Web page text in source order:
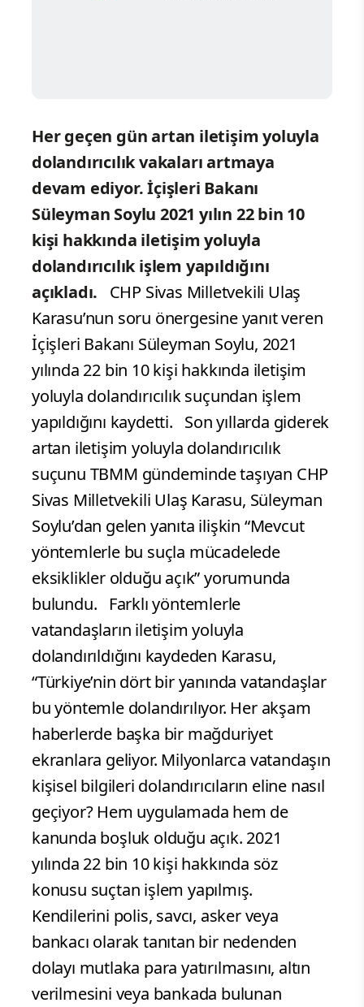
Her geçen gün artan iletişim yoluyla
dolandırıcılık vakaları artmaya
devam ediyor. İçişleri Bakanı
Süleyman Soylu 2021 yılın 22 bin 10
kişi hakkında iletişim yoluyla
dolandırıcılık işlem yapıldığını
açıkladı.
CHP Sivas Milletvekili Ulaş
Karasu’nun soru önergesine yanıt veren
İçişleri Bakanı Süleyman Soylu, 2021
yılında 22 bin 10 kişi hakkında iletişim
yoluyla dolandırıcılık suçundan işlem
yapıldığını kaydetti. Son yıllarda giderek
artan iletişim yoluyla dolandırıcılık
suçunu TBMM gündeminde taşıyan CHP
Sivas Milletvekili Ulaş Karasu, Süleyman
Soylu’dan gelen yanıta ilişkin “Mevcut
yöntemlerle bu suçla mücadelede
eksiklikler olduğu açık” yorumunda
bulundu. Farklı yöntemlerle
vatandaşların iletişim yoluyla
dolandırıldığını kaydeden Karasu,
“Türkiye’nin dört bir yanında vatandaşlar
bu yöntemle dolandırılıyor. Her akşam
haberlerde başka bir mağduriyet
ekranlara geliyor. Milyonlarca vatandaşın
kişisel bilgileri dolandırıcıların eline nasıl
geçiyor? Hem uygulamada hem de
kanunda boşluk olduğu açık. 2021
yılında 22 bin 10 kişi hakkında söz
konusu suçtan işlem yapılmış.
Kendilerini polis, savcı, asker veya
bankacı olarak tanıtan bir nedenden
dolayı mutlaka para yatırılmasını, altın
verilmesini veya bankada bulunan